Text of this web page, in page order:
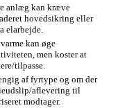
anlæg kan kræve
hovedsikring eller
elarbejde.
kan øge
men koster at
tilpasse.
af fyrtype og om der
aflevering til
modtager.